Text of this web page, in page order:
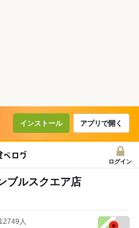
インストール アプリで開く
ログイン
ブルスクエア店
12749 人